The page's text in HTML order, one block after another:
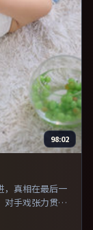
98:02
，真相在最后一
对手戏张力贯穿